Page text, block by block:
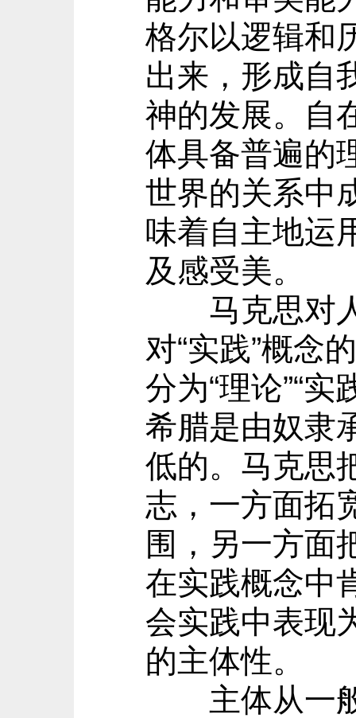
格尔以逻辑和
出来，形成自
神的发展。自
体具备普遍的
世界的关系中
味着自主地运
及感受美。
马克思对人
对“实践”概念
分为“理论”“实
希腊是由奴隶
低的。马克思
志，一方面拓
围，另一方面
在实践概念中
会实践中表现
的主体性。
主体从一般